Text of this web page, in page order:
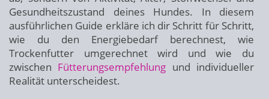
Gesundheitszustand deines Hundes. In diesem
ausführlichen Guide erkläre ich dir Schritt für Schritt,
wie du den Energiebedarf berechnest, wie
Trockenfutter umgerechnet wird und wie du
zwischen Fütterungsempfehlung und individueller
Realität unterscheidest.